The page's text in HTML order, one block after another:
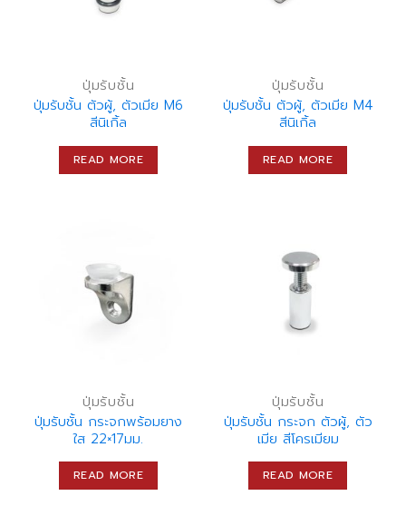
ปุ่มรับชั้น
ปุ่มรับชั้น ตัวผู้, ตัวเมีย M6
สีนิเกิ้ล
READ MORE
ปุ่มรับชั้น
ปุ่มรับชั้น ตัวผู้, ตัวเมีย M4
สีนิเกิ้ล
READ MORE
ปุ่มรับชั้น
ปุ่มรับชั้น กระจกพร้อมยาง
ใส 22×17มม.
READ MORE
ปุ่มรับชั้น
ปุ่มรับชั้น กระจก ตัวผู้, ตัว
เมีย สีโครเมียม
READ MORE